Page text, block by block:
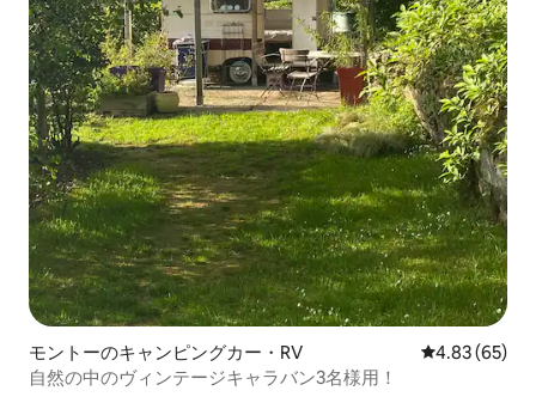
モントーのキャンピングカー・RV レビュー65
4.83 (65)
自然の中のヴィンテージキャラバン3名様用！